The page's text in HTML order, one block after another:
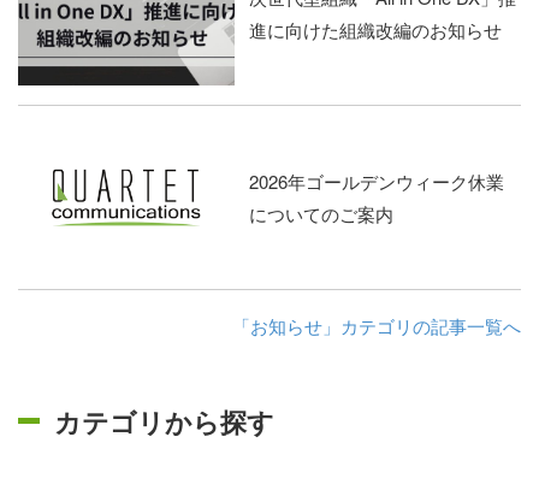
進に向けた組織改編のお知らせ
2026年ゴールデンウィーク休業
についてのご案内
「お知らせ」カテゴリの記事一覧へ
カテゴリから探す